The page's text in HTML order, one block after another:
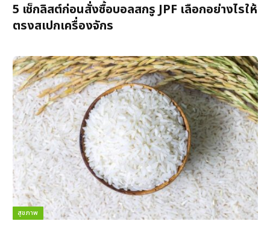
5 เช็กลิสต์ก่อนสั่งซื้อบอลสกรู JPF เลือกอย่างไรให้
ตรงสเปกเครื่องจักร
สุขภาพ